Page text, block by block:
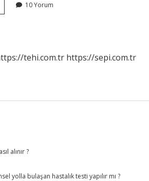
10 Yorum
tehi.com.tr https://sepi.com.tr
alınır ?
yolla bulaşan hastalık testi yapılır mı ?